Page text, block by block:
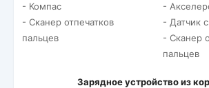
- Компас
- Сканер отпечатков
пальцев
-
- Датчик
- Сканер
пальцев
Зарядное устройство из